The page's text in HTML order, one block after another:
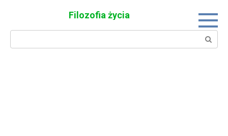
Filozofia życia
Search: